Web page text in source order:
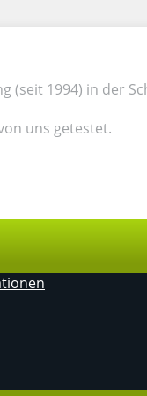
(seit 1994) in der
uns getestet.